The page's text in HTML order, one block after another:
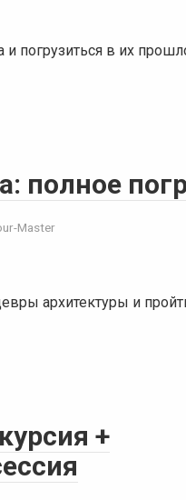
и погрузиться в их
полное
Master
архитектуры и
+